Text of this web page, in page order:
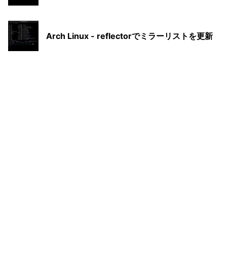
Arch Linux - reflectorでミラーリストを更新